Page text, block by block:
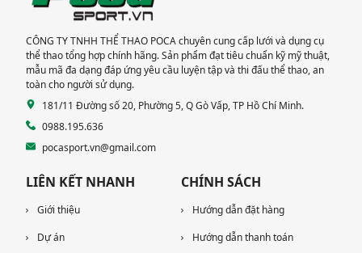
CÔNG TY TNHH THỂ THAO POCA chuyên cung cấp lưới và dụng cụ
thể thao tổng hợp chính hãng. Sản phẩm đạt tiêu chuẩn kỹ mỹ thuật,
mẫu mã đa dạng đáp ứng yêu cầu luyện tập và thi đấu thể thao, an
toàn cho người sử dụng.
181/11 Đường số 20, Phường 5, Q Gò Vấp, TP Hồ Chí Minh.
0988.195.636
pocasport.vn@gmail.com
LIÊN KẾT NHANH
Giới thiệu
Dự án
CHÍNH SÁCH
Hướng dẫn đặt hàng
Hướng dẫn thanh toán